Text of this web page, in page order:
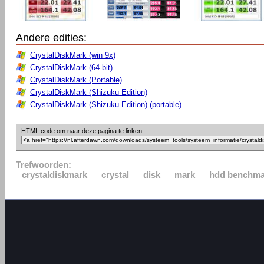
Andere edities:
CrystalDiskMark (win 9x)
CrystalDiskMark (64-bit)
CrystalDiskMark (Portable)
CrystalDiskMark (Shizuku Edition)
CrystalDiskMark (Shizuku Edition) (portable)
HTML code om naar deze pagina te linken:
Trefwoorden:
crystaldiskmark
crystal disk mark hdd